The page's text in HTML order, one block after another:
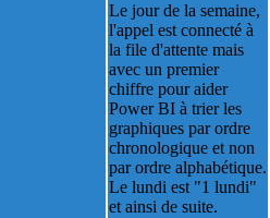
Le jour de la semaine,
l'appel est connecté à
la file d'attente mais
avec un premier
chiffre pour aider
Power BI à trier les
graphiques par ordre
chronologique et non
par ordre alphabétique.
Le lundi est "1 lundi"
et ainsi de suite.